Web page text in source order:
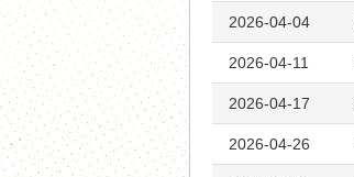
2026-04-04
2026-04-11
2026-04-17
2026-04-26